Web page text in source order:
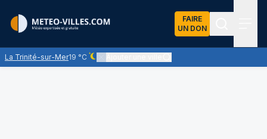
FAIRE
UN DON
La Trinité-sur-Mer19 °C
Ciel dégagé - quasiment pas de nuages